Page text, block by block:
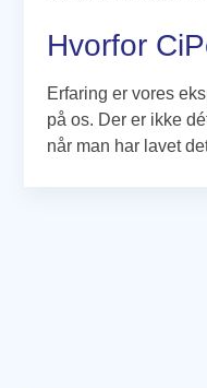
Hvorfor
Erfaring er vores
på os. Der er ikke
når man har lavet